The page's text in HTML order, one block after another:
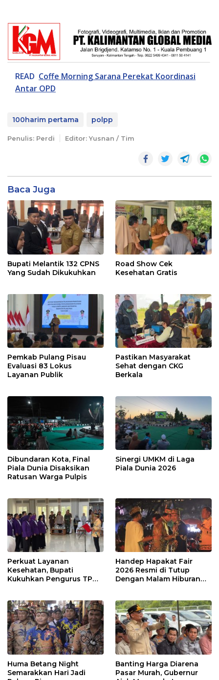
READ Coffe Morning Sarana Perekat Koordinasi
Antar OPD
100harim pertama polpp
Penulis: Perdi Editor: Yusnan / Tim
Baca Juga
Bupati Melantik 132 CPNS
Yang Sudah Dikukuhkan
Road Show Cek
Kesehatan Gratis
Pemkab Pulang Pisau
Evaluasi 83 Lokus
Layanan Publik
Pastikan Masyarakat
Sehat dengan CKG
Berkala
Dibundaran Kota, Final
Piala Dunia Disaksikan
Ratusan Warga Pulpis
Sinergi UMKM di Laga
Piala Dunia 2026
Perkuat Layanan
Kesehatan, Bupati
Kukuhkan Pengurus TP
Handep Hapakat Fair
2026 Resmi di Tutup
Dengan Malam Hiburan
Huma Betang Night
Semarakkan Hari Jadi
Banting Harga Diarena
Pasar Murah, Gubernur